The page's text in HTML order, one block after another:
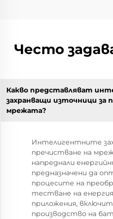
Често
Какво представляват
захранващи източници за
мрежата?
Интелигентните
пречистване на
напреднали
предназначени да
процесите на
тестване на енергия
приложения,
производство на